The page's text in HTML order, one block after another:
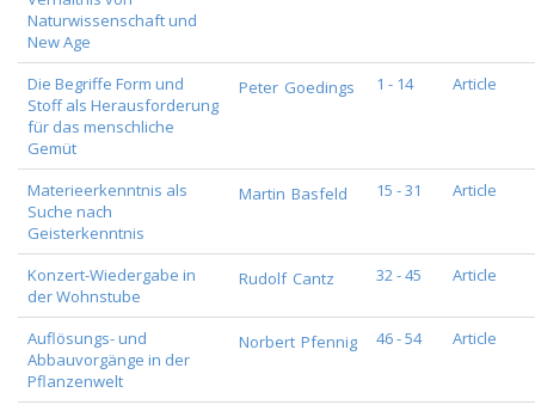
Naturwissenschaft und
New Age
Die Begriffe Form und
Stoff als Herausforderung
für das menschliche
Gemüt
Peter Goedings 1 - 14 Article
Materieerkenntnis als
Suche nach
Geisterkenntnis
Martin Basfeld 15 - 31 Article
Konzert-Wiedergabe in
der Wohnstube
Rudolf Cantz 32 - 45 Article
Auflösungs- und
Abbauvorgänge in der
Pflanzenwelt
Norbert Pfennig 46 - 54 Article